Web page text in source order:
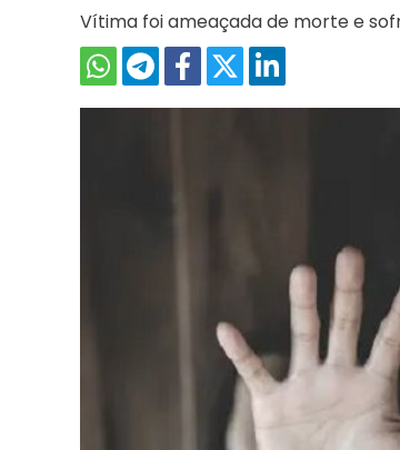
Vítima foi ameaçada de morte e